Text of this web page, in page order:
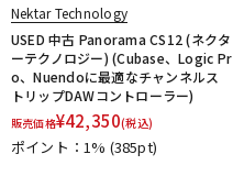
Nektar Technology
USED 中古 Panorama CS12 (ネクタ
ーテクノロジー) (Cubase、Logic Pr
o、Nuendoに最適なチャンネルス
トリップDAWコントローラー)
販売価格¥42,350(税込)
ポイント：1% (385pt)